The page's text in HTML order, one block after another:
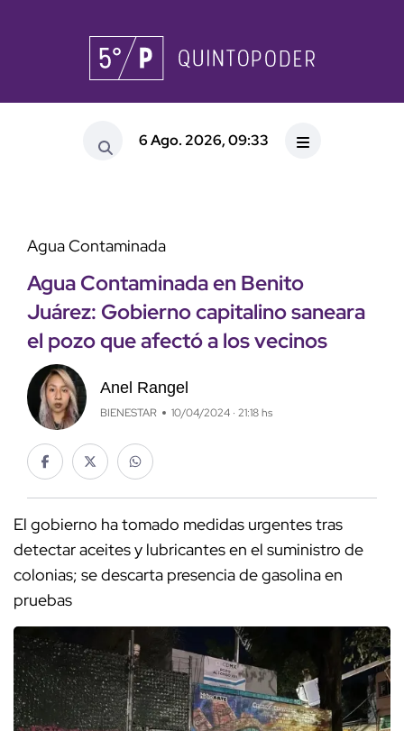
6 Ago. 2026, 09:33
Agua Contaminada
Agua Contaminada en Benito
Juárez: Gobierno capitalino saneara
el pozo que afectó a los vecinos
Anel Rangel
BIENESTAR 10/04/2024 · 21:18 hs
El gobierno ha tomado medidas urgentes tras
detectar aceites y lubricantes en el suministro de
colonias; se descarta presencia de gasolina en
pruebas